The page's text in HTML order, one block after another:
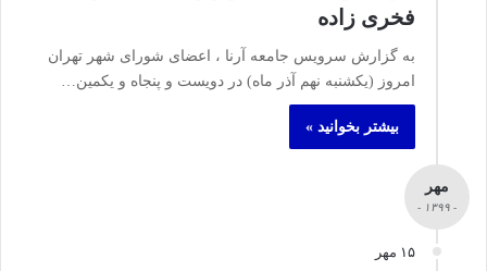
فخری زاده
به گزارش سرویس جامعه آرنا ، اعضای شورای شهر تهران
امروز (یکشنبه نهم آذر ماه) در دویست و پنجاه و یکمین…
بیشتر بخوانید »
مهر
- ۱۳۹۹ -
۱۵ مهر